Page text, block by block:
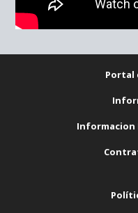
Portal
Informacion